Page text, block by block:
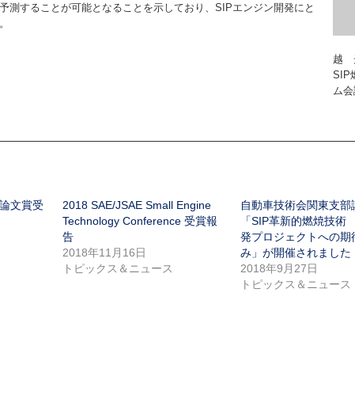
測することが可能となることを示しており、SIPエンジン開発にと
SIP
ム
文賞受
2018 SAE/JSAE Small Engine
Technology Conference 受賞報
告
2018年11月16日
トピックス＆ニュース
自動車技術会関東支部
「SIP革新的燃焼技
発プロジェクトへの期
み」が開催されました
2018年9月27日
トピックス＆ニュース